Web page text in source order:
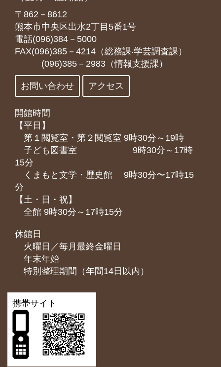
〒862－8612
熊本市中央区出水2丁目5番1号
電話(096)384－5000
FAX(096)385－4214（総務課‧学芸調査課）
(096)385－2983（情報支援課）
お問い合わせ アクセス
開館時間
【平日】
第１閲覧室・第２閲覧室 9時30分～19時
子ども図書室 9時30分～17時
15分
くまもと⽂学・歴史館 9時30分〜17時15
分
【土・日・祝】
全館 9時30分～17時15分
休館日
火曜日／毎月最終金曜日
年末年始
特別整理期間（年間14日以内）
携帯サイト